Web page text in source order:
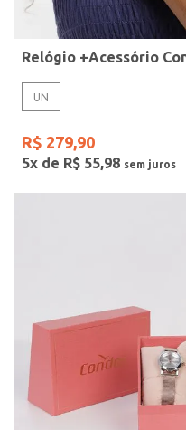
Modelo
Modelo de Pulseira
UN
R$ 279,90
5x de R$ 55,98